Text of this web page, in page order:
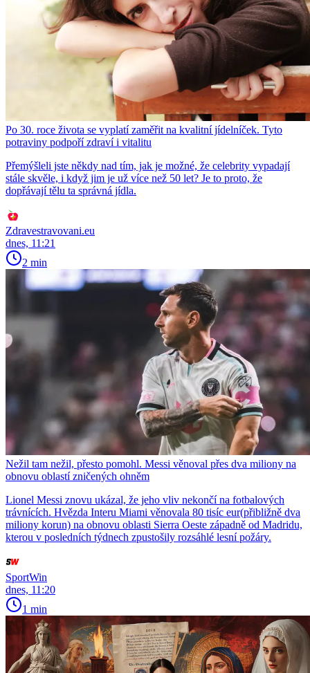
Po 30. roce života se vyplatí zaměřit na kvalitní jídelníček. Tyto
potraviny podpoří zdraví i vitalitu
Přemýšleli jste někdy nad tím, jak je možné, že celebrity vypadají
stále skvěle, i když jim je už více než 50 let? Je to proto, že
dopřávají tělu ta správná jídla.
Zdravestravovani.eu
dnes, 11:21
2 min
Nežil tam nežil, přesto pomohl. Messi věnoval přes dva miliony na
obnovu oblastí zničených ohněm
Lionel Messi znovu ukázal, že jeho vliv nekončí na fotbalových
trávnících. Hvězda Interu Miami věnovala 80 tisíc eur(přibližně dva
miliony korun) na obnovu oblasti Sierra Oeste západně od Madridu,
kterou v posledních týdnech zpustošily rozsáhlé lesní požáry.
SportWin
dnes, 11:20
1 min